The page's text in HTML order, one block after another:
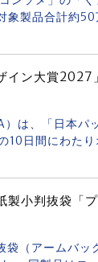
製品合計約50
イン大賞
は、「日本パ
日間にわた
小判抜袋「
（アームバッ